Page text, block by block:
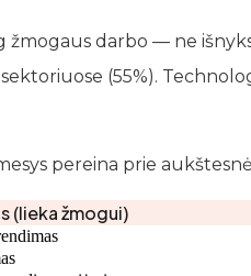
darbo — ne
(55%).
pereina prie
(lieka žmogui)